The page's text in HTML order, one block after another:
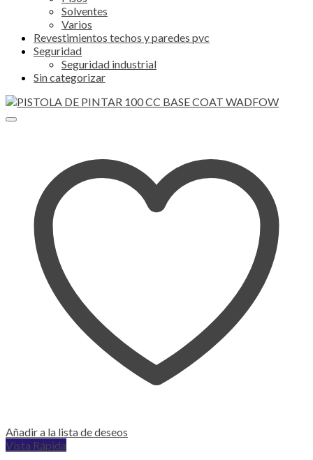
Solventes
Varios
Revestimientos techos y paredes pvc
Seguridad
Seguridad industrial
Sin categorizar
Añadir a la lista de deseos
Vista Rápida